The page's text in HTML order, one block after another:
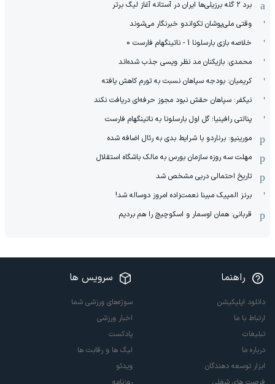
برد ۲ گله برزیلی‌ها ایران در آستانه آغاز لیگ برتر
وقتی ملی‌پوشان تکواندو خبرنگار می‌شوند
خلاصه بازی بارسلونا 1 - ناتینگهام فارست 0
محمدی: بازیکنان مد نظر ویسی جذب شده‌اند
کریمیان: بودجه سپاهان نسبت به تورم کاهش یافته
نیکفر: سپاهان حقش نبود مجوز حرفه‌ای دریافت نکند
پنالتی رافینیا؛ گل اول بارسلونا به ناتینگهام فارست
مورینیو: برناردو با شرایط بدی به رئال اضافه شده
مهلت سه روزه سازمان بورس به مالک باشگاه استقلال
تاریخ احتمالی دربی مشخص شد
برنز المپیک مبینا نعمت‌زاده امروز دوساله شد!
قربانی: همان اوسمار و اسکوچیچ را هم بردیم
راهنما
دانلود اپلیکیشن
ارتباط با ما
تبلیغات
درباره ما
ابزار توسعه دهندگان
سرویس ها
سوژه‌های ورزشی شما
اخبار ورزشی
پادکست
لیگ ها و رقابت ها
ویدئو